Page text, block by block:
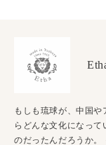
もしも琉球が、中国
らどんな文化になっ
のだったんだろうか。